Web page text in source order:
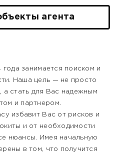
агента
занимается поиском и
Наша цель — не просто
а стать для Вас надежным
и партнером.
избавит Вас от рисков и
и от необходимости
нюансы. Имея начальную
в том, что получится